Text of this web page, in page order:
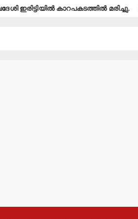
ഇരിട്ടിയില്‍ കാറപകടത്തില്‍ മരിച്ചു.